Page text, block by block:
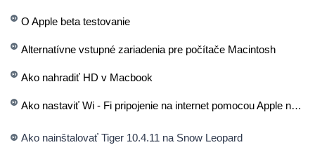
O Apple beta testovanie
Alternatívne vstupné zariadenia pre počítače Macintosh
Ako nahradiť HD v Macbook
Ako nastaviť Wi - Fi pripojenie na internet pomocou Apple notebook
Ako nainštalovať Tiger 10.4.11 na Snow Leopard